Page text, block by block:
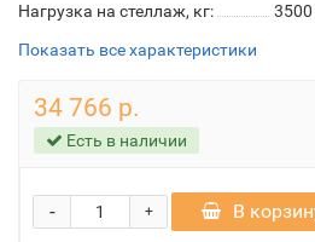
Нагрузка на стеллаж, кг:
3500
Показать все характеристики
34 766 р.
Есть в наличии
+
- В